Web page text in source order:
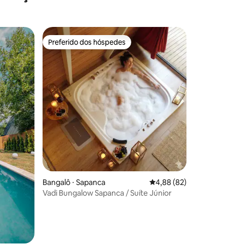
Preferido dos hóspedes
Preferido dos hóspedes
Bangalô ⋅ Sapanca 4,88 de uma
4,88 (82)
Vadi Bungalow Sapanca / Suíte Júnior